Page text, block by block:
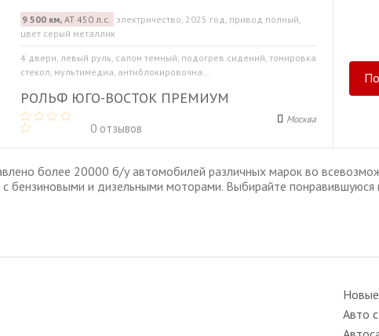
9 500 км,АТ 450 л.с. электричество, 2025 год, привод полный,
цвет серый металлик
4 двери, левый руль, салон темный, подогрев сидений, тонировка
стекол, мультимедиа, антиблокировочна...
РОЛЬФ ЮГО-ВОСТОК ПРЕМИУМ
0 отзывов
Москва
более 20000 б/у автомобилей различных марок во
и дизельными моторами. Выбирайте понравившуюся
Авто